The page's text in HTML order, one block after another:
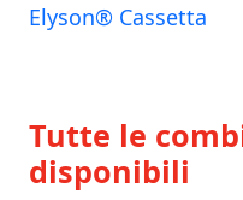
Elyson® Cassetta
Tutte le
disponibili